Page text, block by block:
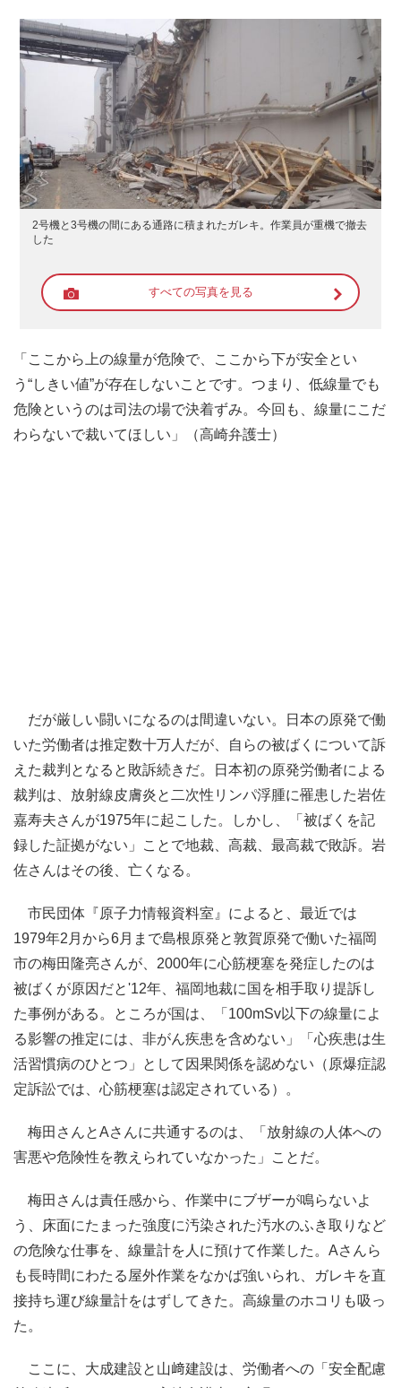
2号機と3号機の間にある通路に積まれたガレキ。作業員が重機で撤去
した
すべての写真を見る
「ここから上の線量が危険で、ここから下が安全とい
う“しきい値”が存在しないことです。つまり、低線量でも
危険というのは司法の場で決着ずみ。今回も、線量にこだ
わらないで裁いてほしい」（高崎弁護士）
だが厳しい闘いになるのは間違いない。日本の原発で働
いた労働者は推定数十万人だが、自らの被ばくについて訴
えた裁判となると敗訴続きだ。日本初の原発労働者による
裁判は、放射線皮膚炎と二次性リンパ浮腫に罹患した岩佐
嘉寿夫さんが1975年に起こした。しかし、「被ばくを記
録した証拠がない」ことで地裁、高裁、最高裁で敗訴。岩
佐さんはその後、亡くなる。
市民団体『原子力情報資料室』によると、最近では
1979年2月から6月まで島根原発と敦賀原発で働いた福岡
市の梅田隆亮さんが、2000年に心筋梗塞を発症したのは
被ばくが原因だと'12年、福岡地裁に国を相手取り提訴し
た事例がある。ところが国は、「100mSv以下の線量によ
る影響の推定には、非がん疾患を含めない」「心疾患は生
活習慣病のひとつ」として因果関係を認めない（原爆症認
定訴訟では、心筋梗塞は認定されている）。
梅田さんとAさんに共通するのは、「放射線の人体への
害悪や危険性を教えられていなかった」ことだ。
梅田さんは責任感から、作業中にブザーが鳴らないよ
う、床面にたまった強度に汚染された汚水のふき取りなど
の危険な仕事を、線量計を人に預けて作業した。Aさんら
も長時間にわたる屋外作業をなかば強いられ、ガレキを直
接持ち運び線量計をはずしてきた。高線量のホコリも吸っ
た。
ここに、大成建設と山﨑建設は、労働者への「安全配慮